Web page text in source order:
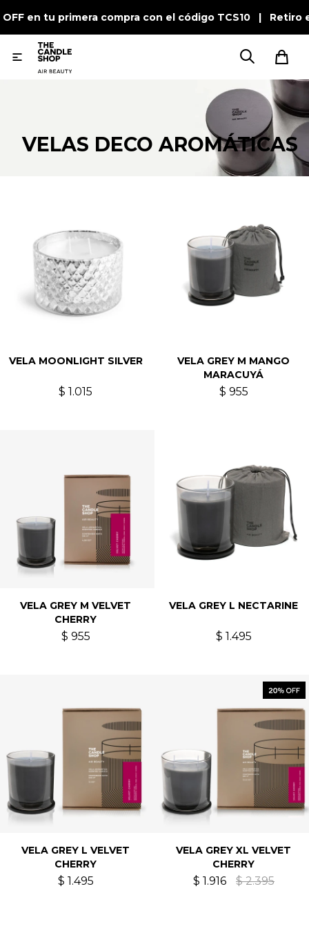
en tu primera compra con el código TCS10 |

VELAS DECO AROMÁTICAS
VELA MOONLIGHT SILVER
$ 1.015
VELA GREY M MANGO
MARACUYÁ
$ 955
VELA GREY M VELVET
CHERRY
$ 955
VELA GREY L NECTARINE
$ 1.495
VELA GREY L VELVET
CHERRY
$ 1.495
VELA GREY XL VELVET
CHERRY
$ 1.916 $ 2.395